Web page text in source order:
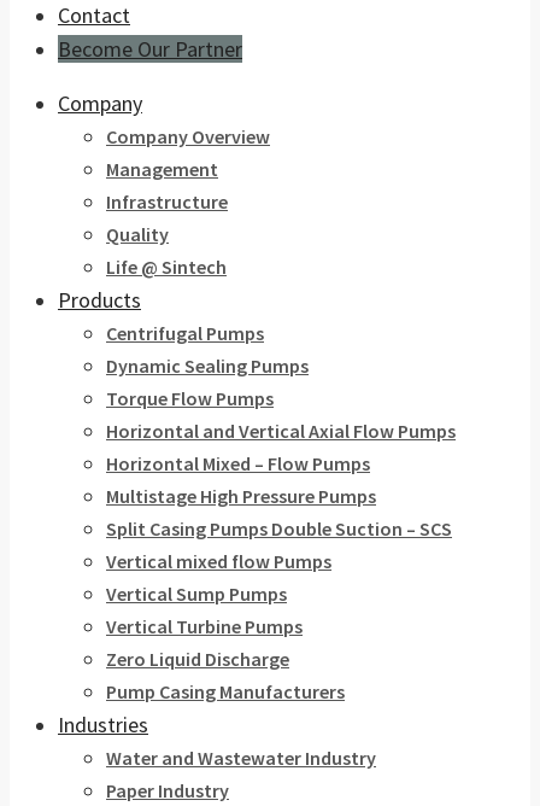
Contact
Become Our Partner
Company
Company Overview
Management
Infrastructure
Quality
Life @ Sintech
Products
Centrifugal Pumps
Dynamic Sealing Pumps
Torque Flow Pumps
Horizontal and Vertical Axial Flow Pumps
Horizontal Mixed – Flow Pumps
Multistage High Pressure Pumps
Split Casing Pumps Double Suction – SCS
Vertical mixed flow Pumps
Vertical Sump Pumps
Vertical Turbine Pumps
Zero Liquid Discharge
Pump Casing Manufacturers
Industries
Water and Wastewater Industry
Paper Industry